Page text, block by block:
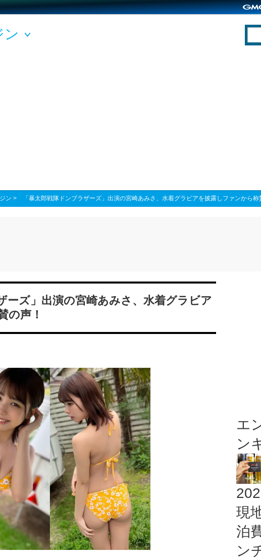
ン
ン > 「暴太郎戦隊ドンブラザーズ」出演の宮崎あみさ、水着グラビアを披露しファンから称
ーズ」出演の宮崎あみさ、水着グラビア
の声！
エ
ン
現
泊
ン